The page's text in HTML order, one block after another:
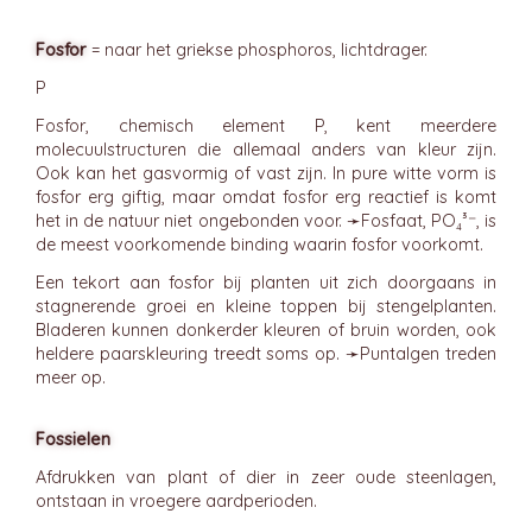
Fosfor = naar het griekse phosphoros, lichtdrager.
P
Fosfor, chemisch element P, kent meerdere
molecuulstructuren die allemaal anders van kleur zijn.
Ook kan het gasvormig of vast zijn. In pure witte vorm is
fosfor erg giftig, maar omdat fosfor erg reactief is komt
het in de natuur niet ongebonden voor. ➛Fosfaat, PO₄³⁻, is
de meest voorkomende binding waarin fosfor voorkomt.
Een tekort aan fosfor bij planten uit zich doorgaans in
stagnerende groei en kleine toppen bij stengelplanten.
Bladeren kunnen donkerder kleuren of bruin worden, ook
heldere paarskleuring treedt soms op. ➛Puntalgen treden
meer op.
Fossielen
Afdrukken van plant of dier in zeer oude steenlagen,
ontstaan in vroegere aardperioden.